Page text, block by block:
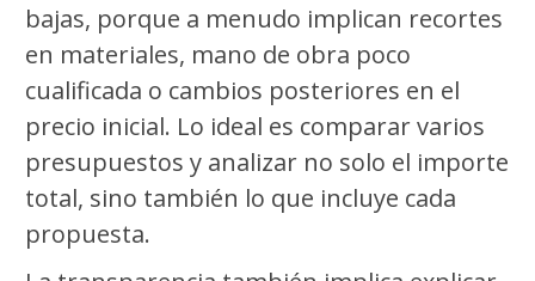
bajas, porque a menudo implican recortes
en materiales, mano de obra poco
cualificada o cambios posteriores en el
precio inicial. Lo ideal es comparar varios
presupuestos y analizar no solo el importe
total, sino también lo que incluye cada
propuesta.